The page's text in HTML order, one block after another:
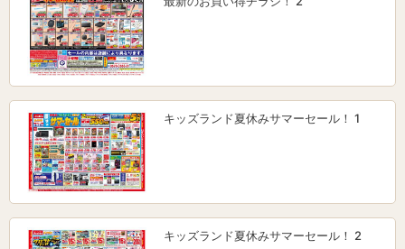
キッズランド夏休みサマーセール！ 1
キッズランド夏休みサマーセール！ 2